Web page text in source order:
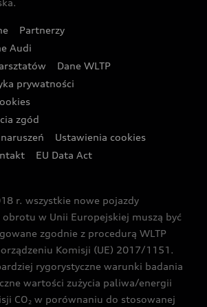
Partnera Audi
prywatnych
Nowoczesnej w Warszawie
w Skokach Narciarskich w
Partnerzy
Audi
Dane WLTP
prywatności
zgód
Ustawienia cookies
EU Data Act
r. wszystkie nowe pojazdy
w Unii Europejskiej muszą być
zgodnie z procedurą WLTP
Komisji (UE) 2017/1151.
rygorystyczne warunki badania
wartości zużycia paliwa/energii
CO2 w porównaniu do stosowanej